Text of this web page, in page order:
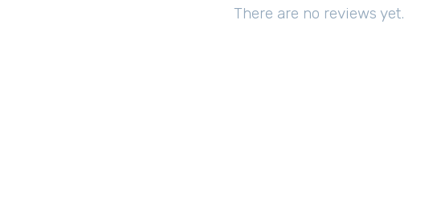
There are no reviews yet.